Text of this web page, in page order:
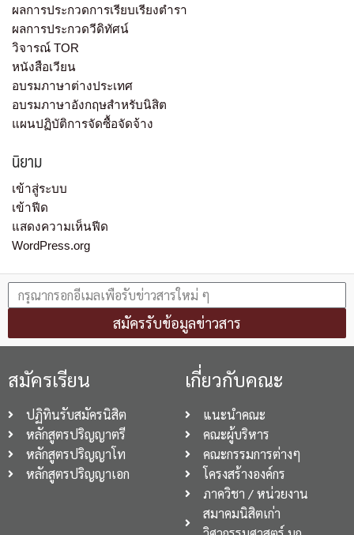
ผลการประกวดการเรียบเรียงตำรา
ผลการประกวดวีดิทัศน์
วิจารณ์ TOR
หนังสือเวียน
อบรมภาษาต่างประเทศ
อบรมภาษาอังกฤษสำหรับนิสิต
แผนปฏิบัติการจัดซื้อจัดจ้าง
นิยาม
เข้าสู่ระบบ
เข้าฟีด
แสดงความเห็นฟีด
WordPress.org
สมัครรับข้อมูลข่าวสาร
สมัครเรียน
ปฏิทินรับสมัครนิสิต
หลักสูตรปริญญาตรี
หลักสูตรปริญญาโท
หลักสูตรปริญญาเอก
เกี่ยวกับคณะ
แนะนำคณะ
คณะผู้บริหาร
คณะกรรมการต่างๆ
โครงสร้างองค์กร
ภาควิชา / หน่วยงาน
สมาคมนิสิตเก่า